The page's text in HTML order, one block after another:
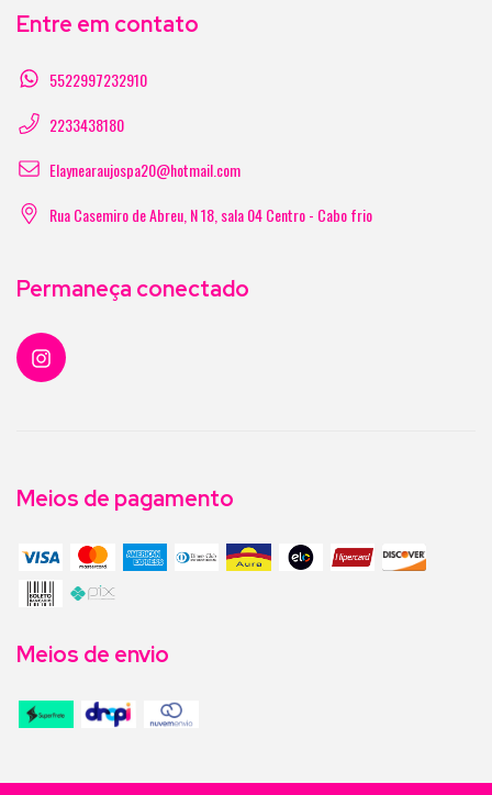
Entre em contato
5522997232910
2233438180
Elaynearaujospa20@hotmail.com
Rua Casemiro de Abreu, N 18, sala 04 Centro - Cabo frio
Permaneça conectado
Meios de pagamento
Meios de envio